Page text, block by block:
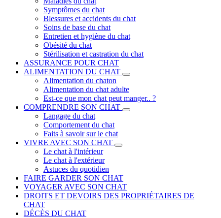
Symptômes du chat
Blessures et accidents du chat
Soins de base du chat
Entretien et hygiène du chat
Obésité du chat
Stérilisation et castration du chat
ASSURANCE POUR CHAT
ALIMENTATION DU CHAT
Alimentation du chaton
Alimentation du chat adulte
Est-ce que mon chat peut manger.. ?
COMPRENDRE SON CHAT
Langage du chat
Comportement du chat
Faits à savoir sur le chat
VIVRE AVEC SON CHAT
Le chat à l'intérieur
Le chat à l'extérieur
Astuces du quotidien
FAIRE GARDER SON CHAT
VOYAGER AVEC SON CHAT
DROITS ET DEVOIRS DES PROPRIÉTAIRES DE
CHAT
DÉCÈS DU CHAT